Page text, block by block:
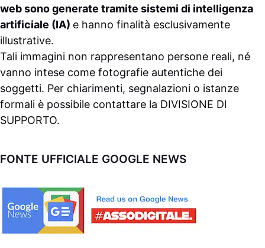
web sono generate tramite sistemi di intelligenza
artificiale (IA) e hanno finalità esclusivamente
illustrative.
Tali immagini non rappresentano persone reali, né
vanno intese come fotografie autentiche dei
soggetti. Per chiarimenti, segnalazioni o istanze
formali è possibile contattare la DIVISIONE DI
SUPPORTO.
FONTE UFFICIALE GOOGLE NEWS